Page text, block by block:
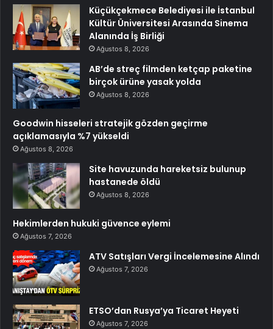
Küçükçekmece Belediyesi ile İstanbul
Kültür Üniversitesi Arasında Sinema
Alanında İş Birliği
Ağustos 8, 2026
AB’de streç filmden ketçap paketine
birçok ürüne yasak yolda
Ağustos 8, 2026
Goodwin hisseleri stratejik gözden geçirme
açıklamasıyla %7 yükseldi
Ağustos 8, 2026
Site havuzunda hareketsiz bulunup
hastanede öldü
Ağustos 8, 2026
Hekimlerden hukuki güvence eylemi
Ağustos 7, 2026
ATV Satışları Vergi İncelemesine Alındı
Ağustos 7, 2026
ETSO’dan Rusya’ya Ticaret Heyeti
Ağustos 7, 2026